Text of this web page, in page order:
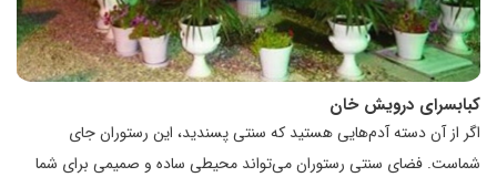
کبابسرای درویش خان
اگر از آن دسته آدم‌هایی هستید که سنتی پسندید، این رستوران جای
شماست. فضای سنتی رستوران می‌تواند محیطی ساده و صمیمی برای شما